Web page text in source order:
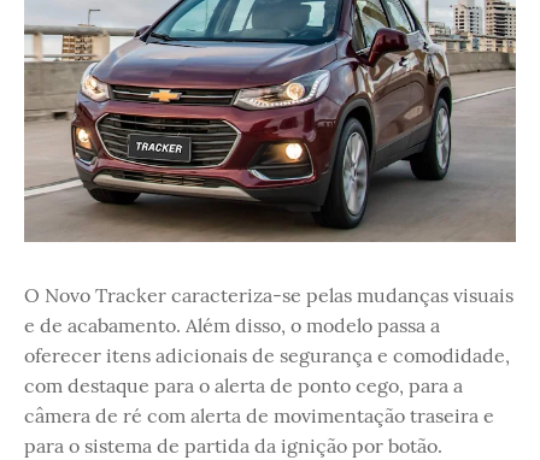
O Novo Tracker caracteriza-se pelas mudanças visuais
e de acabamento. Além disso, o modelo passa a
oferecer itens adicionais de segurança e comodidade,
com destaque para o alerta de ponto cego, para a
câmera de ré com alerta de movimentação traseira e
para o sistema de partida da ignição por botão.